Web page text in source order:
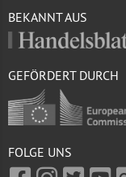
BEKANNT AUS
GEFÖRDERT DURCH
FOLGE UNS